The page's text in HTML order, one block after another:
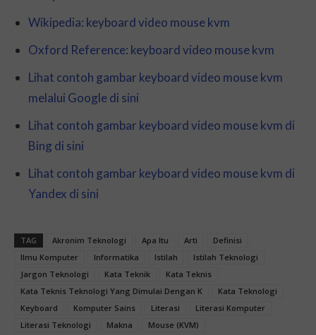
Wikipedia: keyboard video mouse kvm
Oxford Reference: keyboard video mouse kvm
Lihat contoh gambar keyboard video mouse kvm
melalui Google di sini
Lihat contoh gambar keyboard video mouse kvm di
Bing di sini
Lihat contoh gambar keyboard video mouse kvm di
Yandex di sini
TAG Akronim Teknologi Apa Itu Arti
Definisi
Ilmu Komputer
Informatika Istilah
Istilah Teknologi
Jargon Teknologi
Kata Teknik
Kata Teknis
Kata Teknis Teknologi Yang Dimulai Dengan K
Kata Teknologi
Keyboard
Komputer Sains Literasi
Literasi Komputer
Literasi Teknologi
Makna
Mouse (KVM)